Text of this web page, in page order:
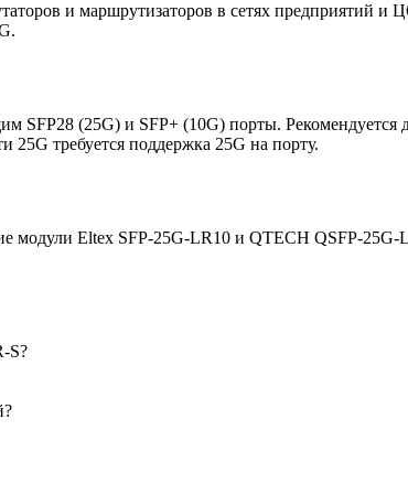
и маршрутизаторов в сетях предприятий
(25G) и SFP+ (10G) порты. Рекомендуется
25G требуется поддержка 25G на порту.
модули Eltex SFP-25G-LR10 и QTECH QSFP-
S?